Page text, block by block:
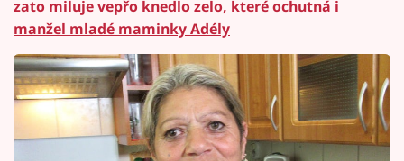
zato miluje vepřo knedlo zelo, které ochutná i
manžel mladé maminky Adély